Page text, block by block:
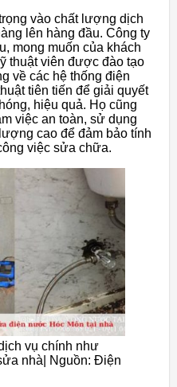
vào chất lượng dịch
lên hàng đầu. Công ty
mong muốn của khách
thuật viên được đào tạo
về các hệ thống điện
tiên tiến để giải quyết
hiệu quả. Họ cũng
việc an toàn, sử dụng
cao để đảm bảo tính
việc sửa chữa.
vụ chính như
nhà| Nguồn: Điện